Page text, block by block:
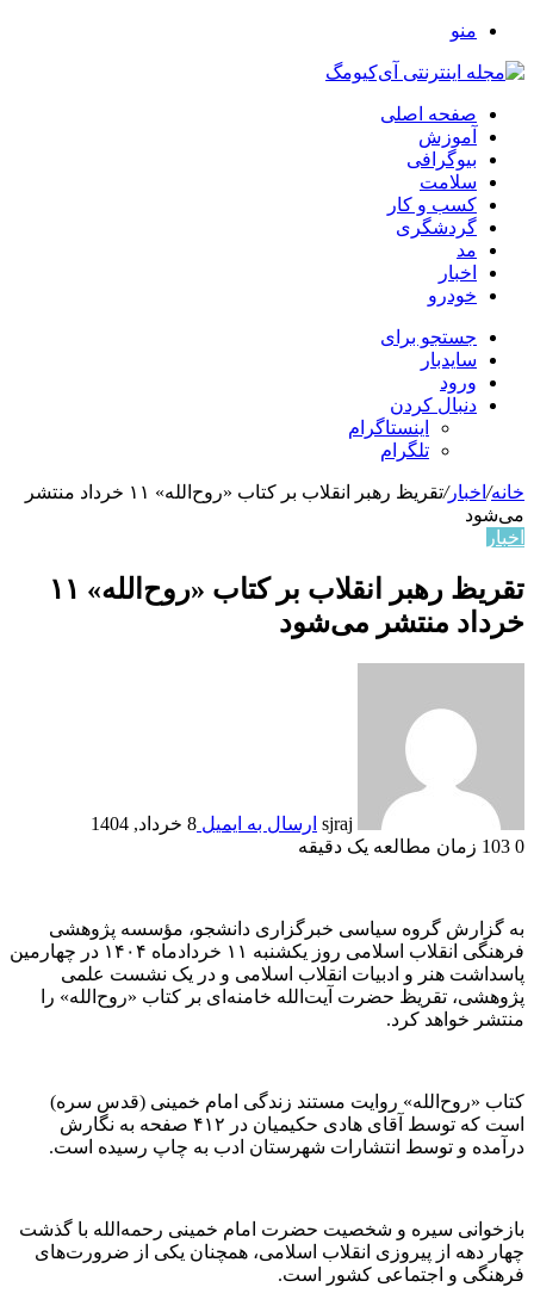
منو
صفحه اصلی
آموزش
بیوگرافی
سلامت
کسب و کار
گردشگری
مد
اخبار
خودرو
جستجو برای
سایدبار
ورود
دنبال کردن
اینستاگرام
تلگرام
خانه/ اخبار/
تقریظ رهبر انقلاب بر کتاب «روح‌الله» ۱۱ خرداد منتشر
می‌شود
اخبار
تقریظ رهبر انقلاب بر کتاب «روح‌الله» ۱۱
خرداد منتشر می‌شود
sjraj ارسال به ایمیل 8 خرداد, 1404
0
زمان مطالعه یک دقیقه
به گزارش گروه سیاسی خبرگزاری دانشجو، مؤسسه پژوهشی
فرهنگی انقلاب اسلامی روز یکشنبه ۱۱ خردادماه ۱۴۰۴ در چهارمین
پاسداشت هنر و ادبیات انقلاب اسلامی و در یک نشست علمی
پژوهشی، تقریظ حضرت آیت‌الله خامنه‌ای بر کتاب «روح‌الله» را
منتشر خواهد کرد.
کتاب «روح‌الله» روایت مستند زندگی امام خمینی (قدس سره)
است که توسط آقای هادی حکیمیان در ۴۱۲ صفحه به نگارش
درآمده و توسط انتشارات شهرستان ادب به چاپ رسیده است.
بازخوانی سیره و شخصیت حضرت امام خمینی رحمه‌الله با گذشت
چهار دهه از پیروزی انقلاب اسلامی، همچنان یکی از ضرورت‌های
فرهنگی و اجتماعی کشور است.